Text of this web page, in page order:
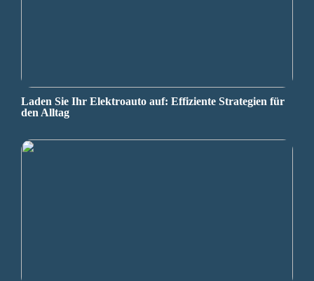
Laden Sie Ihr Elektroauto auf: Effiziente Strategien für
den Alltag